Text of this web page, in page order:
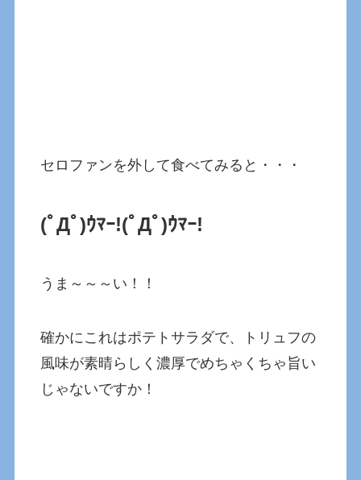
セロファンを外して食べてみると・・・
(ﾟДﾟ)ｳﾏｰ!(ﾟДﾟ)ｳﾏｰ!
うま～～～い！！
確かにこれはポテトサラダで、トリュフの
風味が素晴らしく濃厚でめちゃくちゃ旨い
じゃないですか！